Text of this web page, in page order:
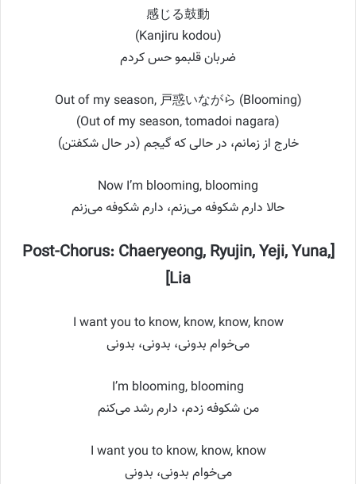
感じる鼓動
(Kanjiru kodou)
ضربان قلبمو حس کردم
Out of my season, 戸惑いながら (Blooming)
(Out of my season, tomadoi nagara)
خارج از زمانم، در حالی که گیجم (در حال شکفتن)
Now I’m blooming, blooming
حالا دارم شکوفه می‌زنم، دارم شکوفه می‌زنم
[Post-Chorus: Chaeryeong, Ryujin, Yeji, Yuna,
Lia]
I want you to know, know, know, know
می‌خوام بدونی، بدونی، بدونی
I’m blooming, blooming
من شکوفه زدم، دارم رشد می‌کنم
I want you to know, know, know
می‌خوام بدونی، بدونی